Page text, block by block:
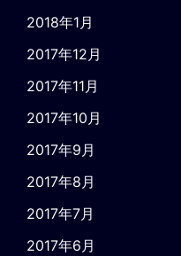
2018年1月
2017年12月
2017年11月
2017年10月
2017年9月
2017年8月
2017年7月
2017年6月